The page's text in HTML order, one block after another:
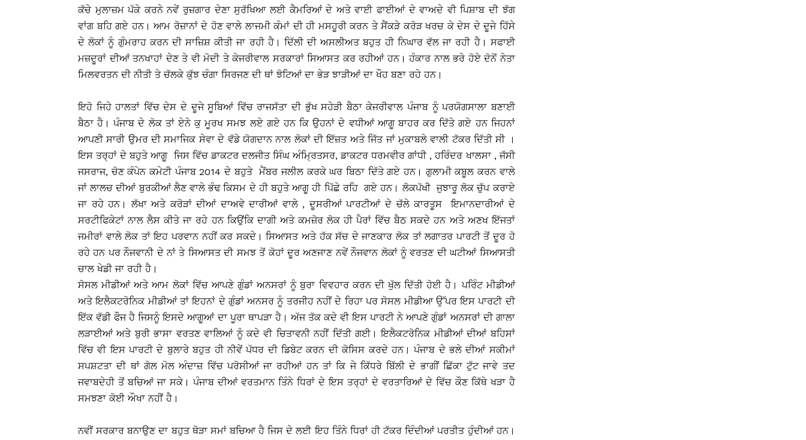
ਕੱਚੇ ਮੁਲਾਜ਼ਮ ਪੱਕੇ ਕਰਨੇ ਨਵੇਂ ਰੁਜ਼ਗਾਰ ਦੇਣਾ ਸੁਰੱਖਿਆ ਲਈ ਕੈਮਰਿਆਂ ਦੇ ਅਤੇ ਵਾਈ ਫਾਈਆਂ ਦੇ ਵਾਅਦੇ ਵੀ ਪਿਸ਼ਾਬ ਦੀ ਝੱਗ
ਵਾਂਗ ਬਹਿ ਗਏ ਹਨ। ਆਮ ਰੋਜ਼ਾਨਾਂ ਦੇ ਹੋਣ ਵਾਲੇ ਲਾਜਮੀ ਕੰਮਾਂ ਦੀ ਹੀ ਮਸਹੂਰੀ ਕਰਨ ਤੇ ਸੈਂਕੜੇ ਕਰੋੜ ਖਰਚ ਕੇ ਦੇਸ ਦੇ ਦੂਜੇ ਹਿੱਸੇ
ਦੇ ਲੋਕਾਂ ਨੂੰ ਗੁੰਮਰਾਹ ਕਰਨ ਦੀ ਸਾਜ਼ਿਸ਼ ਕੀਤੀ ਜਾ ਰਹੀ ਹੈ। ਦਿੱਲੀ ਦੀ ਅਸਲੀਅਤ ਬਹੁਤ ਹੀ ਨਿਘਾਰ ਵੱਲ ਜਾ ਰਹੀ ਹੈ। ਸਫਾਈ
ਮਜ਼ਦੂਰਾਂ ਦੀਆਂ ਤਨਖਾਹਾਂ ਦੇਣ ਤੇ ਵੀ ਮੋਦੀ ਤੇ ਕੇਜਰੀਵਾਲ ਸਰਕਾਰਾਂ ਸਿਆਸਤ ਕਰ ਰਹੀਆਂ ਹਨ। ਹੰਕਾਰ ਨਾਲ ਭਰੇ ਹੋਏ ਦੋਨੋਂ ਨੇਤਾ
ਮਿਲਵਰਤਨ ਦੀ ਨੀਤੀ ਤੇ ਚੱਲਕੇ ਕੁੱਝ ਚੰਗਾ ਸਿਰਜਣ ਦੀ ਥਾਂ ਝੋਟਿਆਂ ਦਾ ਭੇੜ ਝਾੜੀਆਂ ਦਾ ਖੌਹ ਬਣਾ ਰਹੇ ਹਨ।
ਇਹੋ ਜਿਹੇ ਹਾਲਤਾਂ ਵਿੱਚ ਦੇਸ ਦੇ ਦੂਜੇ ਸੂਬਿਆਂ ਵਿੱਚ ਰਾਜਸੱਤਾ ਦੀ ਭੁੱਖ ਸਹੇੜੀ ਬੈਠਾ ਕੇਜਰੀਵਾਲ ਪੰਜਾਬ ਨੂੰ ਪਰਯੋਗਸਾਲਾ ਬਣਾਈ
ਬੈਠਾ ਹੈ। ਪੰਜਾਬ ਦੇ ਲੋਕ ਤਾਂ ਏਨੇ ਕੁ ਮੂਰਖ ਸਮਝ ਲਏ ਗਏ ਹਨ ਕਿ ਉਹਨਾਂ ਦੇ ਵਧੀਆਂ ਆਗੂ ਬਾਹਰ ਕਰ ਦਿੱਤੇ ਗਏ ਹਨ ਜਿਹਨਾਂ
ਆਪਣੀ ਸਾਰੀ ਉਮਰ ਦੀ ਸਮਾਜਿਕ ਸੇਵਾ ਦੇ ਵੱਡੇ ਯੋਗਦਾਨ ਨਾਲ ਲੋਕਾਂ ਦੀ ਇੱਜ਼ਤ ਅਤੇ ਜਿੱਤ ਜਾਂ ਮੁਕਾਬਲੇ ਵਾਲੀ ਟੱਕਰ ਦਿੱਤੀ ਸੀ ।
ਇਸ ਤਰ੍ਹਾਂ ਦੇ ਬਹੁਤੇ ਆਗੂ ਜਿਸ ਵਿੱਚ ਡਾਕਟਰ ਦਲਜੀਤ ਸਿੰਘ ਅੰਮ੍ਰਿਤਸਰ, ਡਾਕਟਰ ਧਰਮਵੀਰ ਗਾਂਧੀ , ਹਰਿੰਦਰ ਖਾਲਸਾ , ਜੱਸੀ
ਜਸਰਾਜ, ਚੋਣ ਕੰਪੇਨ ਕਮੇਟੀ ਪੰਜਾਬ 2014 ਦੇ ਬਹੁਤੇ ਮੈਂਬਰ ਜਲੀਲ ਕਰਕੇ ਘਰ ਬਿਠਾ ਦਿੱਤੇ ਗਏ ਹਨ। ਗੁਲਾਮੀ ਕਬੂਲ ਕਰਨ ਵਾਲੇ
ਜਾਂ ਲਾਲਚ ਦੀਆਂ ਬੁਰਕੀਆਂ ਲੈਣ ਵਾਲੇ ਭੰਢ ਕਿਸਮ ਦੇ ਹੀ ਬਹੁਤੇ ਆਗੂ ਹੀ ਪਿੱਛੇ ਰਹਿ ਗਏ ਹਨ। ਲੋਕਪੱਖੀ ਜੁਝਾਰੂ ਲੋਕ ਚੁੱਪ ਕਰਾਏ
ਜਾ ਰਹੇ ਹਨ। ਲੱਖਾ ਅਤੇ ਕਰੋੜਾਂ ਦੀਆਂ ਦਾਅਵੇ ਦਾਰੀਆਂ ਵਾਲੇ , ਦੂਸਰੀਆਂ ਪਾਰਟੀਆਂ ਦੇ ਚੱਲੇ ਕਾਰਤੂਸ ਇਮਾਨਦਾਰੀਆਂ ਦੇ
ਸਰਟੀਫਿਕੇਟਾਂ ਨਾਲ ਲੈਸ ਕੀਤੇ ਜਾ ਰਹੇ ਹਨ ਕਿਉਂਕਿ ਦਾਗੀ ਅਤੇ ਕਮਜ਼ੋਰ ਲੋਕ ਹੀ ਪੈਰਾਂ ਵਿੱਚ ਬੈਠ ਸਕਦੇ ਹਨ ਅਤੇ ਅਣਖ ਇੱਜਤਾਂ
ਜਮੀਰਾਂ ਵਾਲੇ ਲੋਕ ਤਾਂ ਇਹ ਪਰਵਾਨ ਨਹੀਂ ਕਰ ਸਕਦੇ। ਸਿਆਸਤ ਅਤੇ ਹੱਕ ਸੱਚ ਦੇ ਜਾਣਕਾਰ ਲੋਕ ਤਾਂ ਲਗਾਤਰ ਪਾਰਟੀ ਤੋਂ ਦੂਰ ਹੋ
ਰਹੇ ਹਨ ਪਰ ਨੌਜਵਾਨੀ ਦੇ ਨਾਂ ਤੇ ਸਿਆਸਤ ਦੀ ਸਮਝ ਤੋਂ ਕੋਹਾਂ ਦੂਰ ਅਣਜਾਣ ਨਵੇਂ ਨੌਜਵਾਨ ਲੋਕਾਂ ਨੂੰ ਵਰਤਣ ਦੀ ਘਟੀਆਂ ਸਿਆਸਤੀ
ਚਾਲ ਖੇਡੀ ਜਾ ਰਹੀ ਹੈ।
ਸੋਸਲ ਮੀਡੀਆਂ ਅਤੇ ਆਮ ਲੋਕਾਂ ਵਿੱਚ ਆਪਣੇ ਗੁੰਡਾਂ ਅਨਸਰਾਂ ਨੂੰ ਬੁਰਾ ਵਿਵਹਾਰ ਕਰਨ ਦੀ ਖੁੱਲ ਦਿੱਤੀ ਹੋਈ ਹੈ। ਪਰਿੰਟ ਮੀਡੀਆਂ
ਅਤੇ ਇਲੈਕਟਰੋਨਿਕ ਮੀਡੀਆਂ ਤਾਂ ਇਹਨਾਂ ਦੇ ਗੁੰਡਾਂ ਅਨਸਰ ਨੂੰ ਤਰਜੀਹ ਨਹੀਂ ਦੇ ਰਿਹਾ ਪਰ ਸੋਸਲ ਮੀਡੀਆ ਉੱਪਰ ਇਸ ਪਾਰਟੀ ਦੀ
ਇੱਕ ਵੱਡੀ ਫੌਜ ਹੈ ਜਿਸਨੂੰ ਇਸਦੇ ਆਗੂਆਂ ਦਾ ਪੂਰਾ ਥਾਪੜਾ ਹੈ। ਅੱਜ ਤੱਕ ਕਦੇ ਵੀ ਇਸ ਪਾਰਟੀ ਨੇ ਆਪਣੇ ਗੁੰਡਾਂ ਅਨਸਰਾਂ ਦੀ ਗਾਲਾ
ਲੜਾਈਆਂ ਅਤੇ ਬੁਰੀ ਭਾਸਾ ਵਰਤਣ ਵਾਲਿਆਂ ਨੂੰ ਕਦੇ ਵੀ ਚਿਤਾਵਨੀ ਨਹੀਂ ਦਿੱਤੀ ਗਈ। ਇਲੈਕਟਰੋਨਿਕ ਮੀਡੀਆਂ ਦੀਆਂ ਬਹਿਸਾਂ
ਵਿੱਚ ਵੀ ਇਸ ਪਾਰਟੀ ਦੇ ਬੁਲਾਰੇ ਬਹੁਤ ਹੀ ਨੀਵੇਂ ਪੱਧਰ ਦੀ ਡਿਬੇਟ ਕਰਨ ਦੀ ਕੋਸਿਸ ਕਰਦੇ ਹਨ। ਪੰਜਾਬ ਦੇ ਭਲੇ ਦੀਆਂ ਸਕੀਮਾਂ
ਸਪਸ਼ਟਤਾ ਦੀ ਥਾਂ ਗੋਲ ਮੋਲ ਅੰਦਾਜ਼ ਵਿੱਚ ਪਰੋਸੀਆਂ ਜਾ ਰਹੀਆਂ ਹਨ ਤਾਂ ਕਿ ਜੇ ਕਿੱਧਰੇ ਬਿੱਲੀ ਦੇ ਭਾਗੀਂ ਛਿੱਕਾ ਟੁੱਟ ਜਾਵੇ ਤਦ
ਜਵਾਬਦੇਹੀ ਤੋਂ ਬਚਿਆਂ ਜਾ ਸਕੇ। ਪੰਜਾਬ ਦੀਆਂ ਵਰਤਮਾਨ ਤਿੰਨੇ ਧਿਰਾਂ ਦੇ ਇਸ ਤਰ੍ਹਾਂ ਦੇ ਵਰਤਾਰਿਆਂ ਦੇ ਵਿੱਚ ਕੌਣ ਕਿੱਥੇ ਖੜਾ ਹੈ
ਸਮਝਣਾ ਕੋਈ ਔਖਾ ਨਹੀਂ ਹੈ।
ਨਵੀਂ ਸਰਕਾਰ ਬਨਾਉਣ ਦਾ ਬਹੁਤ ਥੋੜਾ ਸਮਾਂ ਬਚਿਆ ਹੈ ਜਿਸ ਦੇ ਲਈ ਇਹ ਤਿੰਨੇ ਧਿਰਾਂ ਹੀ ਟੱਕਰ ਦਿੰਦੀਆਂ ਪਰਤੀਤ ਹੁੰਦੀਆਂ ਹਨ।